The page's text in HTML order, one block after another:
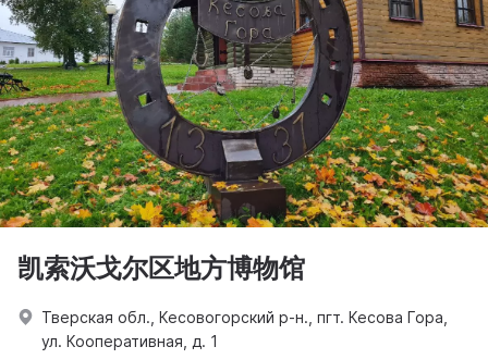
凯索沃戈尔区地方博物馆
Тверская обл., Кесовогорский р-н., пгт. Кесова Гора,
ул. Кооперативная, д. 1